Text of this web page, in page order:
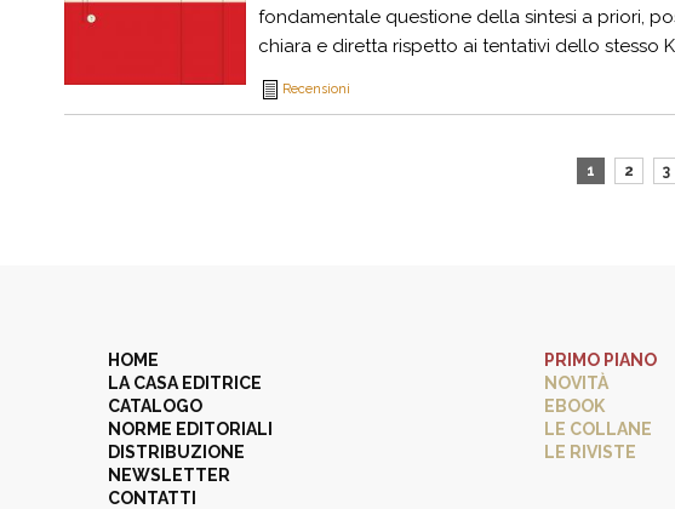
fondamentale questione della sintesi a priori,
chiara e diretta rispetto ai tentativi dello stesso
Recensioni
1 2 3
HOME
LA CASA EDITRICE
CATALOGO
NORME EDITORIALI
DISTRIBUZIONE
NEWSLETTER
CONTATTI
PRIMO PIANO
NOVITÀ
EBOOK
LE COLLANE
LE RIVISTE